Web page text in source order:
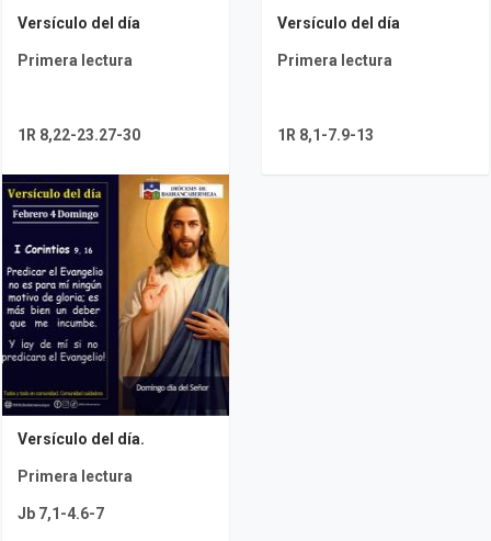
Versículo del día
Primera lectura
1R 8,22-23.27-30
Versículo del día
Primera lectura
1R 8,1-7.9-13
Versículo del día.
Primera lectura
Jb 7,1-4.6-7